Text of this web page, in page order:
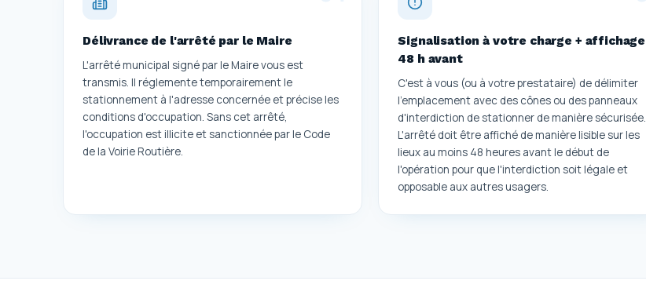
Délivrance de l'arrêté par le Maire
L'arrêté municipal signé par le Maire vous est
transmis. Il réglemente temporairement le
stationnement à l'adresse concernée et précise les
conditions d'occupation. Sans cet arrêté,
l'occupation est illicite et sanctionnée par le Code
de la Voirie Routière.
Signalisation à votre charge + affichage
48 h avant
C'est à vous (ou à votre prestataire) de délimiter
l'emplacement avec des cônes ou des panneaux
d'interdiction de stationner de manière sécurisée.
L'arrêté doit être affiché de manière lisible sur les
lieux au moins 48 heures avant le début de
l'opération pour que l'interdiction soit légale et
opposable aux autres usagers.